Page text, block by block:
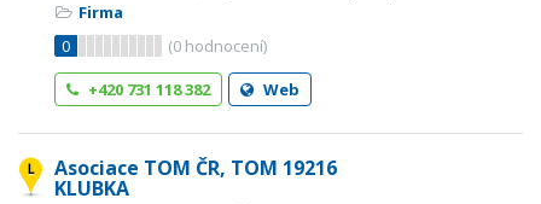
Firma
0
(0 hodnocení)
+420 731 118 382
Web
Asociace TOM ČR, TOM 19216
KLUBKA